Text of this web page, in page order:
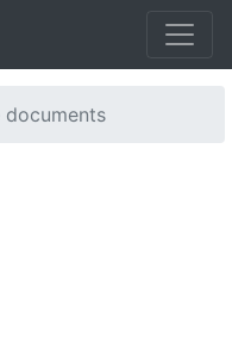
documents